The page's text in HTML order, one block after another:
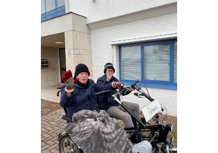
ORGANISATIE
VRIJWILLIGERS & STAGIAIRES
CONTACT